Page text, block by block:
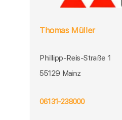
Thomas Müller
Phillipp-Reis-Straße 1
55129 Mainz
06131-238000